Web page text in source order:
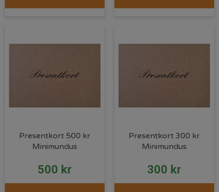
Presentkort 500 kr
Minimundus
500 kr
Presentkort 300 kr
Minimundus
300 kr